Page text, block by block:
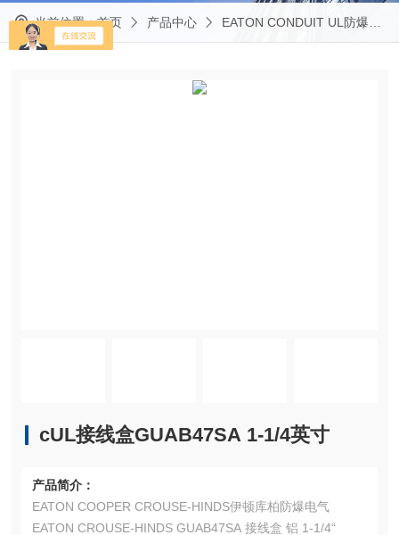
当前位置：首页 产品中心 EATON CONDUIT UL防爆管件
cUL接线盒GUAB47SA 1-1/4英寸
产品简介：
EATON COOPER CROUSE-HINDS伊顿库柏防爆电气
EATON CROUSE-HINDS GUAB47SA 接线盒 铝 1-1/4“